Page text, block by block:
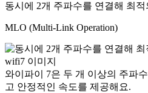
동시에 2개 주파수를 연결해 최
MLO (Multi-Link Operation)
와이파이 7은 두 개 이상의 주파
고 안정적인 속도를 제공해요.